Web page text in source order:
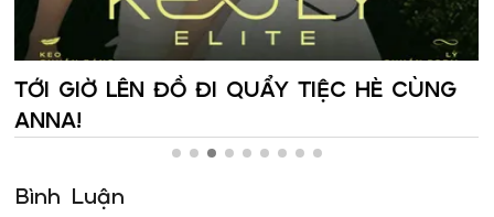
TỚI GIỜ LÊN ĐỒ ĐI QUẨY TIỆC HÈ CÙNG
ANNA!
Bình Luận